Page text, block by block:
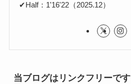
✔Half：1'16'22（2025.12）
当ブログはリンクフリーです